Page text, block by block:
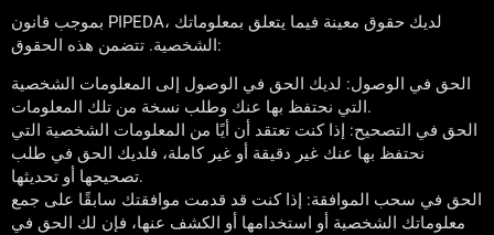
بموجب قانون PIPEDA، لديك حقوق معينة فيما يتعلق بمعلوماتك
الشخصية. تتضمن هذه الحقوق:
الحق في الوصول: لديك الحق في الوصول إلى المعلومات الشخصية
التي نحتفظ بها عنك وطلب نسخة من تلك المعلومات.
الحق في التصحيح: إذا كنت تعتقد أن أيًا من المعلومات الشخصية التي
نحتفظ بها عنك غير دقيقة أو غير كاملة، فلديك الحق في طلب
تصحيحها أو تحديثها.
الحق في سحب الموافقة: إذا كنت قد قدمت موافقتك سابقًا على جمع
معلوماتك الشخصية أو استخدامها أو الكشف عنها، فإن لك الحق في